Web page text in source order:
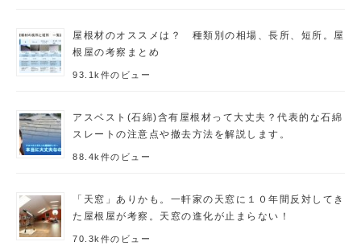
屋根材のオススメは？ 種類別の相場、長所、短所。屋
根屋の考察まとめ
93.1k件のビュー
アスベスト(石綿)含有屋根材って大丈夫？代表的な石綿
スレートの注意点や撤去方法を解説します。
88.4k件のビュー
「天窓」ありかも。一軒家の天窓に１０年間反対してき
た屋根屋が考察。天窓の進化が止まらない！
70.3k件のビュー